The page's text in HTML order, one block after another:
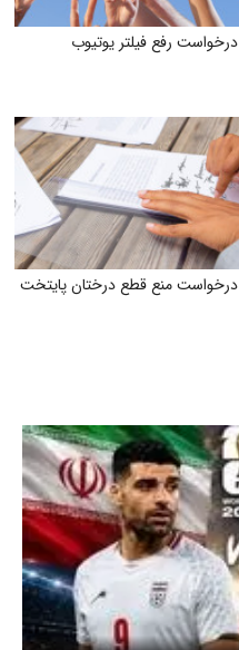
درخواست رفع فیلتر یوتیوب
درخواست منع قطع درختان پایتخت